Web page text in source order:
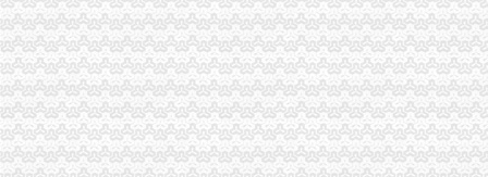
海棠溪街道公司注销四川正规的公司注销推荐-中国制造交易网
可靠的公司注销成都哪里有-海棠溪街道公司注销|东商网
成都地区服务优良的公司转让服务：海棠溪街道公司转让-中国制造交
印_南岸：海棠溪办摄影比赛寻找身边的“摄影家”_视界网—重庆
海棠溪街道_360百科
海棠溪街道办要业主与开发商签订五年的物业合同-来报料-大渝社区|
【海棠溪办公耗材回收|海棠溪二手办公耗材回收】-今题海棠溪办公耗
重庆南岸海棠溪二手办公设备,重庆南岸海棠溪办公设备转让,重庆南